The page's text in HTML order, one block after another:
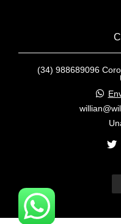
(34) 988689096